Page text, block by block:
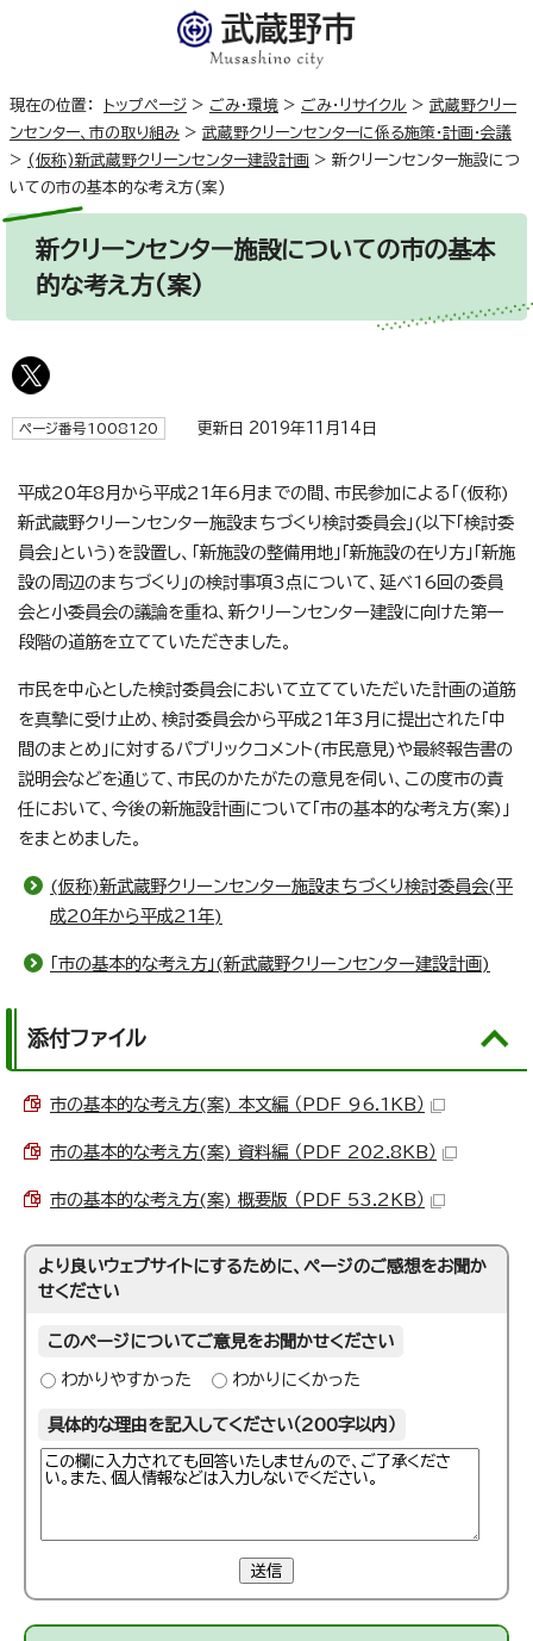
現在の位置： トップページ > ごみ・環境 > ごみ・リサイクル > 武蔵野クリー
ンセンター、市の取り組み > 武蔵野クリーンセンターに係る施策・計画・会議
> (仮称)新武蔵野クリーンセンター建設計画 > 新クリーンセンター施設につ
いての市の基本的な考え方(案)
新クリーンセンター施設についての市の基本
的な考え方(案)
ページ番号1008120 更新日 2019年11月14日
平成20年8月から平成21年6月までの間、市民参加による「(仮称)
新武蔵野クリーンセンター施設まちづくり検討委員会」(以下「検討委
員会」という)を設置し、「新施設の整備用地」「新施設の在り方」「新施
設の周辺のまちづくり」の検討事項3点について、延べ16回の委員
会と小委員会の議論を重ね、新クリーンセンター建設に向けた第一
段階の道筋を立てていただきました。
市民を中心とした検討委員会において立てていただいた計画の道筋
を真摯に受け止め、検討委員会から平成21年3月に提出された「中
間のまとめ」に対するパブリックコメント(市民意見)や最終報告書の
説明会などを通じて、市民のかたがたの意見を伺い、この度市の責
任において、今後の新施設計画について「市の基本的な考え方(案)」
をまとめました。
(仮称)新武蔵野クリーンセンター施設まちづくり検討委員会(平
成20年から平成21年)
「市の基本的な考え方」(新武蔵野クリーンセンター建設計画)
添付ファイル
市の基本的な考え方(案) 本文編 （PDF 96.1KB）
市の基本的な考え方(案) 資料編 （PDF 202.8KB）
市の基本的な考え方(案) 概要版 （PDF 53.2KB）
より良いウェブサイトにするために、ページのご感想をお聞か
せください
このページについてご意見をお聞かせください
わかりやすかった わかりにくかった
具体的な理由を記入してください（200字以内）
送信